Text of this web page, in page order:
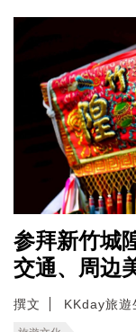
参拜新竹城
交通、周边
撰文 KKday旅遊